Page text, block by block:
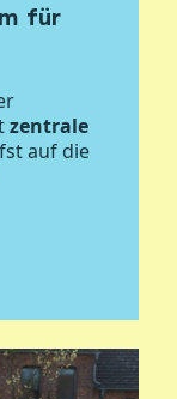
für
zentrale
auf die